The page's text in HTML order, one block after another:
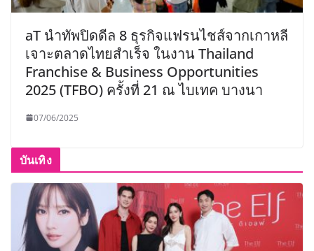
aT นำทัพปิดดีล 8 ธุรกิจแฟรนไชส์จากเกาหลี
เจาะตลาดไทยสำเร็จ ในงาน Thailand
Franchise & Business Opportunities
2025 (TFBO) ครั้งที่ 21 ณ ไบเทค บางนา
07/06/2025
บันเทิง